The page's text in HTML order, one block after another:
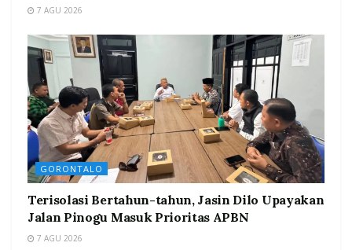
7 AGU 2026
GORONTALO
Terisolasi Bertahun-tahun, Jasin Dilo Upayakan
Jalan Pinogu Masuk Prioritas APBN
7 AGU 2026